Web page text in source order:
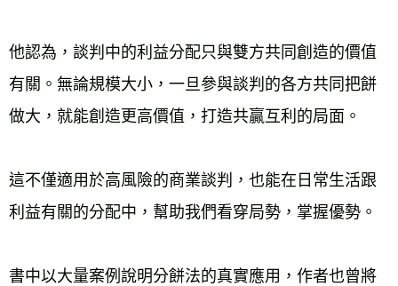
他認為，談判中的利益分配只與雙方共同創造的價值
有關。無論規模大小，一旦參與談判的各方共同把餅
做大，就能創造更高價值，打造共贏互利的局面。
這不僅適用於高風險的商業談判，也能在日常生活跟
利益有關的分配中，幫助我們看穿局勢，掌握優勢。
書中以大量案例說明分餅法的真實應用，作者也曾將